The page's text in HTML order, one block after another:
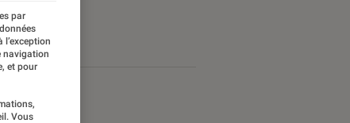
par
navigation
et pour
Vous